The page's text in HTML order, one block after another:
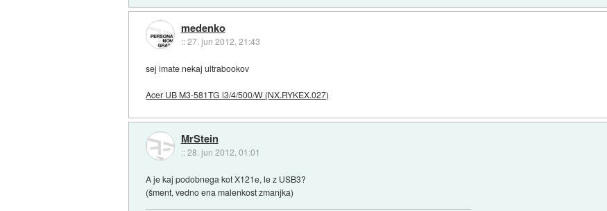
medenko
::27. jun 2012, 21:43
sej imate nekaj ultrabookov
Acer UB M3-581TG i3/4/500/W (NX.RYKEX.027)
MrStein
::28. jun 2012, 01:01
A je kaj podobnega kot X121e, le z USB3?
(šment, vedno ena malenkost zmanjka)